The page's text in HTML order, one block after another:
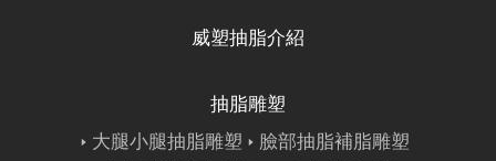
威塑抽脂介紹
抽脂雕塑
大腿小腿抽脂雕塑
臉部抽脂補脂雕塑